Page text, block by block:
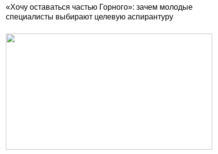
«Хочу оставаться частью Горного»: зачем молодые
специалисты выбирают целевую аспирантуру